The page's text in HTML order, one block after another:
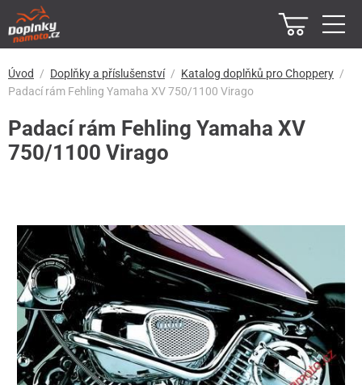
Úvod Doplňky a příslušenství
Katalog doplňků pro Choppery
Padací rám Fehling Yamaha XV 750/1100 Virago
Padací rám Fehling Yamaha XV
750/1100 Virago